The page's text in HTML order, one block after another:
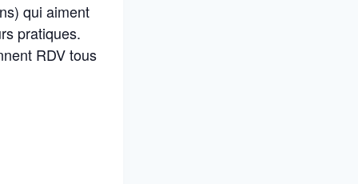
qui aiment
pratiques.
RDV tous